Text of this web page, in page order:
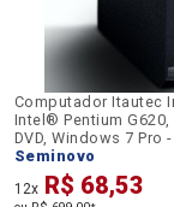
Computador Itautec
Intel® Pentium G620,
DVD, Windows 7 Pro
Seminovo
12xR$ 68,53